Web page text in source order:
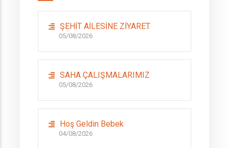
ŞEHİT AİLESİNE ZİYARET
05/08/2026
SAHA ÇALIŞMALARIMIZ
05/08/2026
Hoş Geldin Bebek
04/08/2026